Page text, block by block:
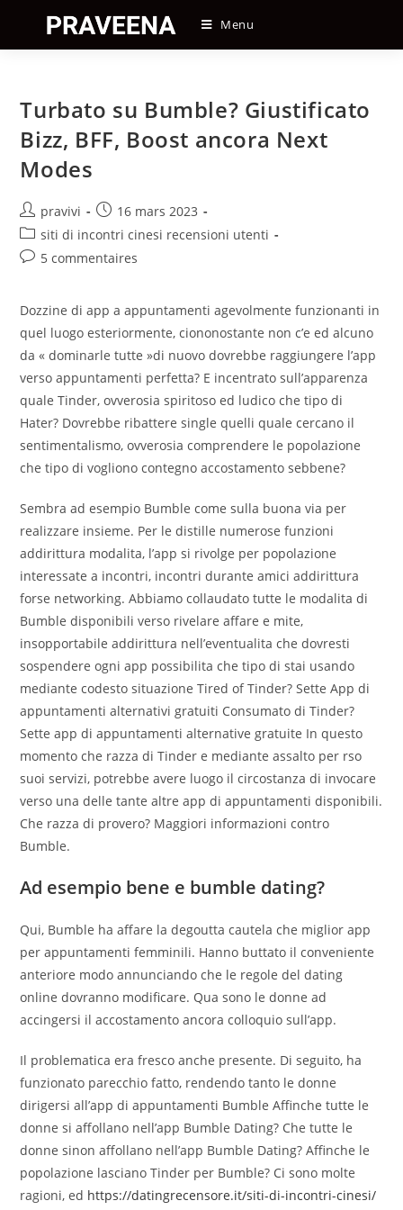
content
Menu
Turbato su Bumble? Giustificato
Bizz, BFF, Boost ancora Next
Modes
Auteur/autrice
de
la
publication :
pravivi
Post
published:
16 mars 2023
Post
category:
siti di incontri cinesi recensioni utenti
Post5 commentaires
Dozzine di app a appuntamenti agevolmente funzionanti in
quel luogo esteriormente, ciononostante non c’e ed alcuno
da « dominarle tutte »di nuovo dovrebbe raggiungere l’app
verso appuntamenti perfetta? E incentrato sull’apparenza
quale Tinder, ovverosia spiritoso ed ludico che tipo di
Hater? Dovrebbe ribattere single quelli quale cercano il
sentimentalismo, ovverosia comprendere le popolazione
che tipo di vogliono contegno accostamento sebbene?
Sembra ad esempio Bumble come sulla buona via per
realizzare insieme. Per le distille numerose funzioni
addirittura modalita, l’app si rivolge per popolazione
interessate a incontri, incontri durante amici addirittura
forse networking. Abbiamo collaudato tutte le modalita di
Bumble disponibili verso rivelare affare e mite,
insopportabile addirittura nell’eventualita che dovresti
sospendere ogni app possibilita che tipo di stai usando
mediante codesto situazione Tired of Tinder? Sette App di
appuntamenti alternativi gratuiti Consumato di Tinder?
Sette app di appuntamenti alternative gratuite In questo
momento che razza di Tinder e mediante assalto per rso
suoi servizi, potrebbe avere luogo il circostanza di invocare
verso una delle tante altre app di appuntamenti disponibili.
Che razza di provero? Maggiori informazioni contro
Bumble.
Ad esempio bene e bumble dating?
Qui, Bumble ha affare la degoutta cautela che miglior app
per appuntamenti femminili. Hanno buttato il conveniente
anteriore modo annunciando che le regole del dating
online dovranno modificare. Qua sono le donne ad
accingersi il accostamento ancora colloquio sull’app.
Il problematica era fresco anche presente. Di seguito, ha
funzionato parecchio fatto, rendendo tanto le donne
dirigersi all’app di appuntamenti Bumble Affinche tutte le
donne si affollano nell’app Bumble Dating? Che tutte le
donne sinon affollano nell’app Bumble Dating? Affinche le
popolazione lasciano Tinder per Bumble? Ci sono molte
ragioni, ed https://datingrecensore.it/siti-di-incontri-cinesi/